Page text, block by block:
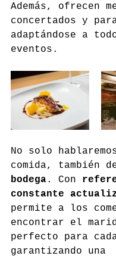
Además, ofrecen
concertados y
adaptándose a
eventos.
No solo
comida, también
bodega. Con
constante
permite a los
encontrar el
perfecto para
garantizando una